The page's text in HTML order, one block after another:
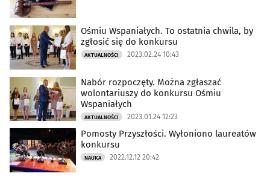
Ośmiu Wspaniałych. To ostatnia chwila, by
zgłosić się do konkursu
AKTUALNOŚCI 2023.02.24 10:43
Nabór rozpoczęty. Można zgłaszać
wolontariuszy do konkursu Ośmiu
Wspaniałych
AKTUALNOŚCI 2023.01.24 12:23
Pomosty Przyszłości. Wyłoniono laureatów
konkursu
NAUKA 2022.12.12 20:42